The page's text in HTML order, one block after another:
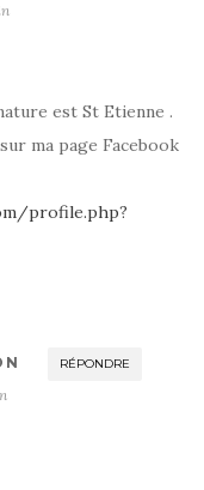
est St Etienne .
ma page Facebook
profile.php?
RÉPONDRE